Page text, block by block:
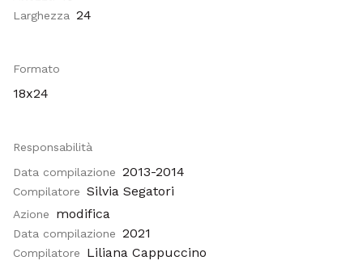
Larghezza 24
Formato
18x24
Responsabilità
Data compilazione 2013-2014
Compilatore Silvia Segatori
Azione modifica
Data compilazione 2021
Compilatore Liliana Cappuccino